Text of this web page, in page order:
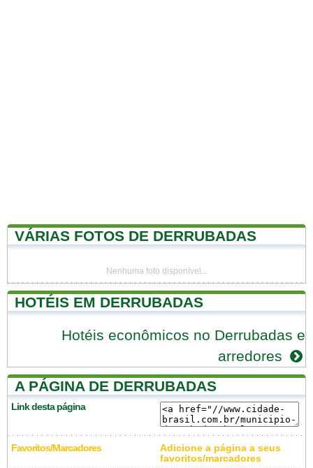
VÁRIAS FOTOS DE DERRUBADAS
Nenhuma foto disponível...
HOTÉIS EM DERRUBADAS
Hotéis econômicos no Derrubadas e
arredores
A PÁGINA DE DERRUBADAS
Link desta página
Favoritos/Marcadores
Adicione a página a seus
favoritos/marcadores